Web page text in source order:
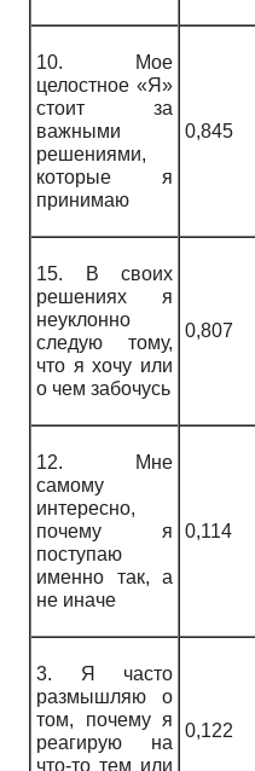
10. Мое
целостное «Я»
стоит за
важными
решениями,
которые я
принимаю
0,845
15. В своих
решениях я
неуклонно
следую тому,
что я хочу или
о чем забочусь
0,807
12. Мне
самому
интересно,
почему я
поступаю
именно так, а
не иначе
0,114
3. Я часто
размышляю о
том, почему я
реагирую на
что-то тем или
0,122